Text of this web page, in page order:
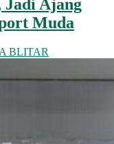
Jadi Ajang
Muda
BLITAR